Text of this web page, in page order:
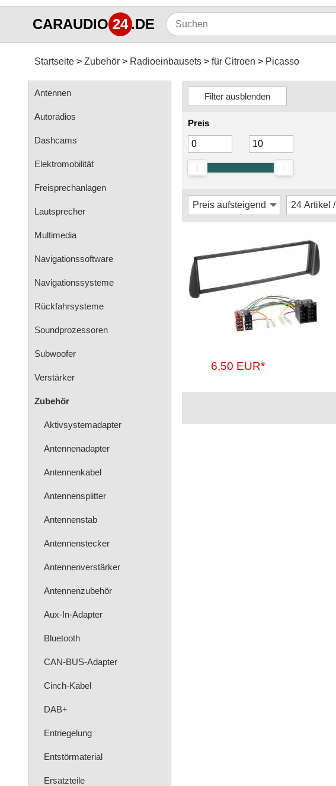
CARAUDIO 24.DE
Startseite Zubehör Radioeinbausets für Citroen Picasso
Antennen
Autoradios
Dashcams
Elektromobilität
Freisprechanlagen
Lautsprecher
Multimedia
Navigationssoftware
Navigationssysteme
Rückfahrsysteme
Soundprozessoren
Subwoofer
Verstärker
Zubehör
Aktivsystemadapter
Antennenadapter
Antennenkabel
Antennensplitter
Antennenstab
Antennenstecker
Antennenverstärker
Antennenzubehör
Aux-In-Adapter
Bluetooth
CAN-BUS-Adapter
Cinch-Kabel
DAB+
Entriegelung
Entstörmaterial
Ersatzteile
Preis
6,50 EUR*